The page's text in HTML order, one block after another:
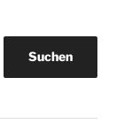
Suchen